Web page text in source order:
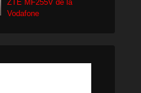
ZTE MF255V de la
Vodafone